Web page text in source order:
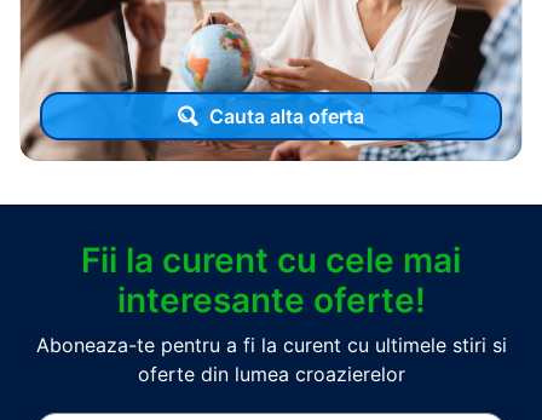
Cauta alta oferta
Fii la curent cu cele mai
interesante oferte!
Aboneaza-te pentru a fi la curent cu ultimele stiri si
oferte din lumea croazierelor